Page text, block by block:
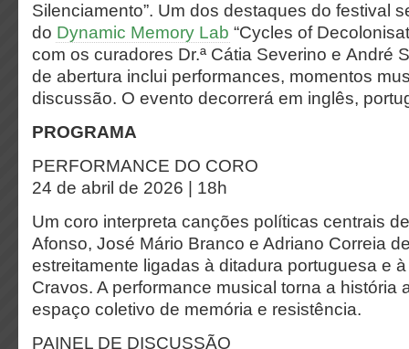
Silenciamento”. Um dos destaques do festival
do Dynamic Memory Lab “Cycles of
com os curadores Dr.ª Cátia Severino e André
de abertura inclui performances, momentos
discussão. O evento decorrerá em inglês,
PROGRAMA
PERFORMANCE DO CORO
24 de abril de 2026 | 18h
Um coro interpreta canções políticas centrais
Afonso, José Mário Branco e Adriano Correia
estreitamente ligadas à ditadura portuguesa e
Cravos. A performance musical torna a história
espaço coletivo de memória e resistência.
PAINEL DE DISCUSSÃO